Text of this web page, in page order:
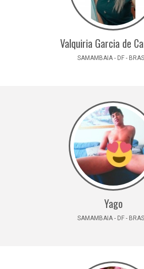
Valquiria Garcia de
SAMAMBAIA - DF -
Yago
SAMAMBAIA - DF -